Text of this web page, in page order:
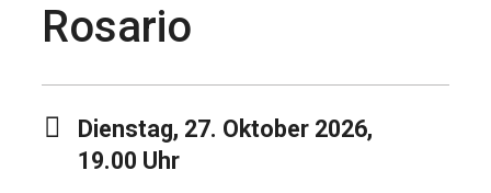
Rosario
Dienstag, 27. Oktober 2026,
19.00 Uhr